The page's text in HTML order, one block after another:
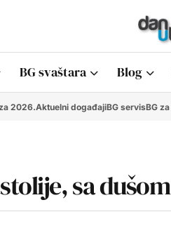
BG svaštara Blog
2026.Aktuelni događajiBG servisBG
sa dušom